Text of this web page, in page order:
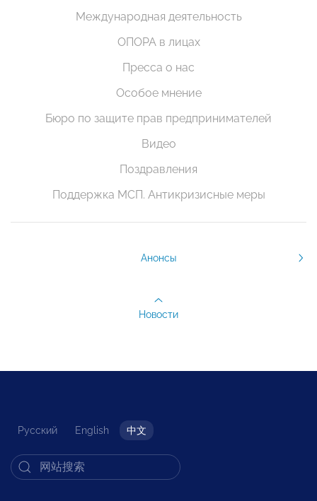
Международная деятельность
ОПОРА в лицах
Пресса о нас
Особое мнение
Бюро по защите прав предпринимателей
Видео
Поздравления
Поддержка МСП. Антикризисные меры
Анонсы
Новости
Русский English 中文